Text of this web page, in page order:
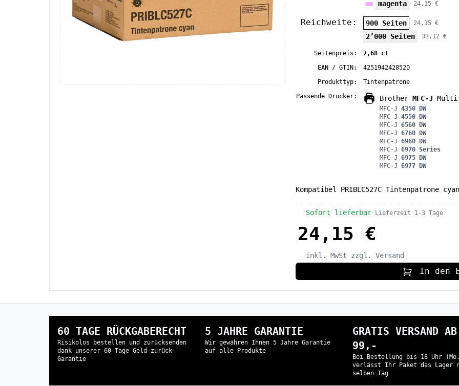
magenta 24,15 €
Reichweite: 900 Seiten 24,15 €
2’000 Seiten 33,12 €
Seitenpreis:
2,68 ct
EAN / GTIN:
4251942428520
Produkttyp:
Tintenpatrone
Passende Drucker:
Brother MFC-J
MFC-J 4350 DW
MFC-J 4550 DW
MFC-J 6560 DW
MFC-J 6760 DW
MFC-J 6960 DW
MFC-J 6970 Series
MFC-J 6975 DW
MFC-J 6977 DW
Kompatibel PRIBLC527C Tintenpatrone
Sofort lieferbar Lieferzeit 1-3 Tage
24,15 €
inkl. MwSt zzgl. Versand
In den
60 TAGE RÜCKGABERECHT
Risikolos bestellen und zurücksenden
dank unserer 60 Tage Geld-zurück-
Garantie
5 JAHRE GARANTIE
Wir gewähren Ihnen 5 Jahre Garantie
auf alle Produkte
GRATIS VERSAND AB
99,-
Bei Bestellung bis 18 Uhr
verlässt Ihr Paket das Lager
selben Tag